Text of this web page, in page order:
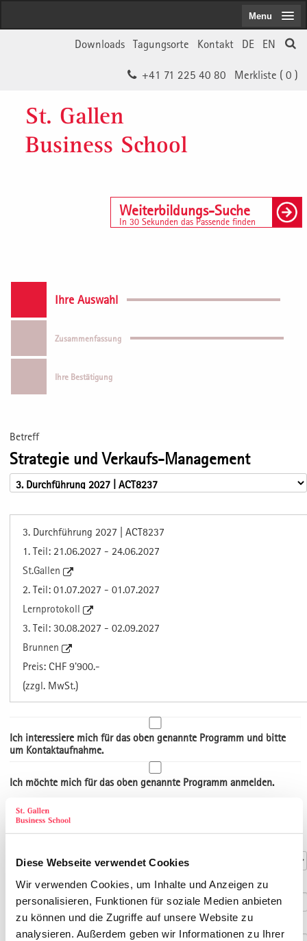
Diese Webseite verwendet Cookies
Wir verwenden Cookies, um Inhalte und Anzeigen zu
personalisieren, Funktionen für soziale Medien anbieten
zu können und die Zugriffe auf unsere Website zu
analysieren. Außerdem geben wir Informationen zu Ihrer
EN
DE
Kontakt
Tagungsorte
Downloads
Merkliste ( 0 )
+41 71 225 40 80
St. Gallen
Business School
Weiterbildungs-Suche
In 30 Sekunden das Passende finden
Menu
Ihre Auswahl
Zusammenfassung
Ihre Bestätigung
Betreff
Strategie und Verkaufs-Management
3. Durchführung 2027 | ACT8237
1. Teil: 21.06.2027 - 24.06.2027
St.Gallen
2. Teil: 01.07.2027 - 01.07.2027
Lernprotokoll
3. Teil: 30.08.2027 - 02.09.2027
Brunnen
Preis: CHF 9'900.-
(zzgl. MwSt.)
Ich interessiere mich für das oben genannte Programm und bitte
um Kontaktaufnahme.
Ich möchte mich für das oben genannte Programm anmelden.
Art der Adresse
Kontaktdaten
Titel
Vorname*